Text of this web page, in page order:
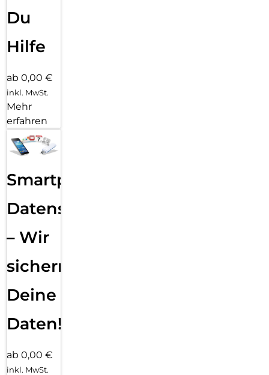
Du
Hilfe
ab 0,00 €
inkl. MwSt.
Mehr
erfahren
Smartphone
Datensicherung
– Wir
sichern
Deine
Daten!
ab 0,00 €
inkl. MwSt.